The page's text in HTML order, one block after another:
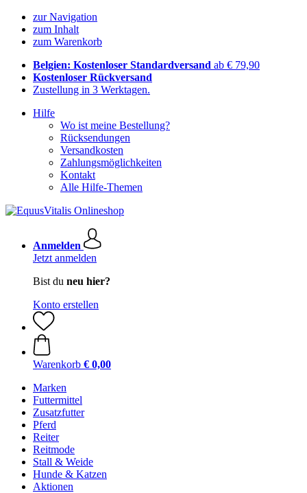
zur Navigation
zum Inhalt
zum Warenkorb
Belgien: Kostenloser Standardversand ab € 79,90
Kostenloser Rückversand
Zustellung in 3 Werktagen.
Hilfe
Wo ist meine Bestellung?
Rücksendungen
Versandkosten
Zahlungsmöglichkeiten
Kontakt
Alle Hilfe-Themen
Anmelden
Jetzt anmelden
Bist du neu hier?
Konto erstellen
Warenkorb € 0,00
Marken
Futtermittel
Zusatzfutter
Pferd
Reiter
Reitmode
Stall & Weide
Hunde & Katzen
Aktionen